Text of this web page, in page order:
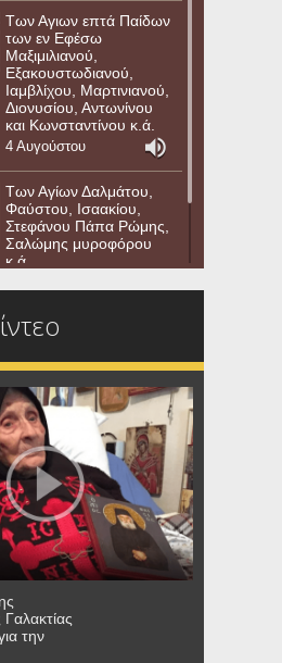
Των Αγιων επτά Παίδων
των εν Εφέσω
Μαξιμιλιανού,
Εξακουστωδιανού,
Ιαμβλίχου, Μαρτινιανού,
Διονυσίου, Αντωνίνου
και Κωνσταντίνου κ.ά.
4 Αυγούστου
Των Αγίων Δαλμάτου,
Φαύστου, Ισαακίου,
Στεφάνου Πάπα Ρώμης,
Σαλώμης μυροφόρου
κ.ά.
την